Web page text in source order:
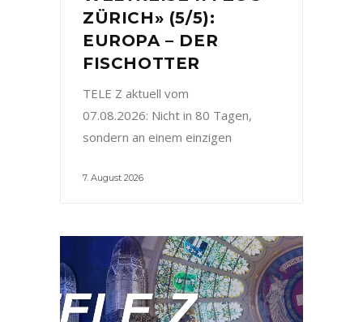
ZÜRICH» (5/5):
EUROPA – DER
FISCHOTTER
TELE Z aktuell vom
07.08.2026: Nicht in 80 Tagen,
sondern an einem einzigen
7. August 2026